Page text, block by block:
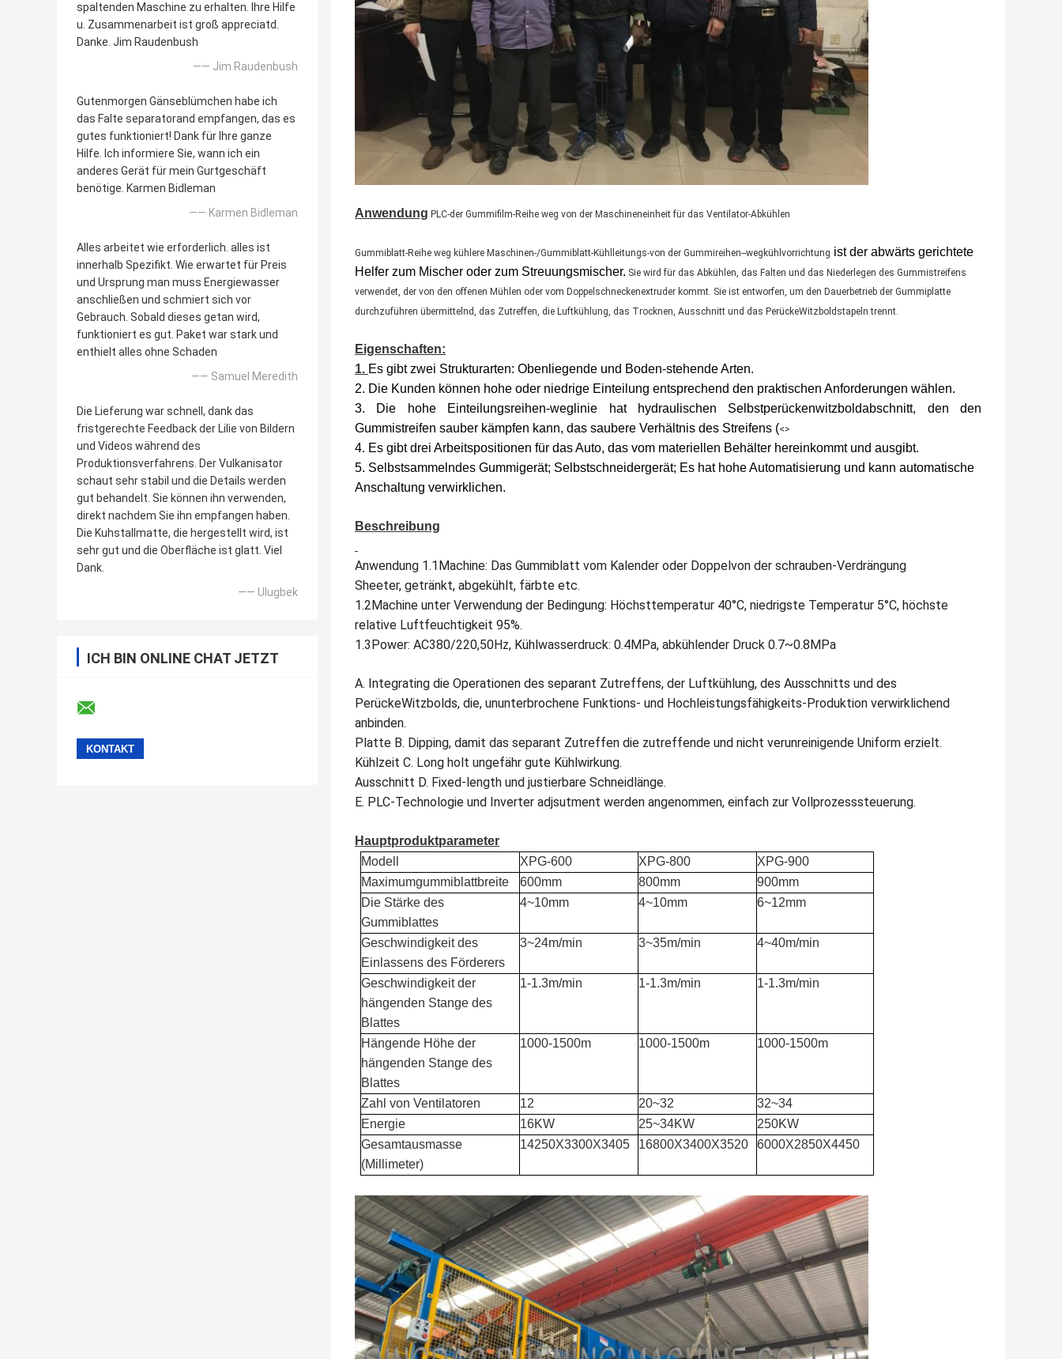
spaltenden Maschine zu erhalten. Ihre Hilfe
u. Zusammenarbeit ist groß appreciatd.
Danke. Jim Raudenbush
—— Jim Raudenbush
Gutenmorgen Gänseblümchen habe ich
das Falte separatorand empfangen, das es
gutes funktioniert! Dank für Ihre ganze
Hilfe. Ich informiere Sie, wann ich ein
anderes Gerät für mein Gurtgeschäft
benötige. Karmen Bidleman
—— Karmen Bidleman
Alles arbeitet wie erforderlich. alles ist
innerhalb Spezifikt. Wie erwartet für Preis
und Ursprung man muss Energiewasser
anschließen und schmiert sich vor
Gebrauch. Sobald dieses getan wird,
funktioniert es gut. Paket war stark und
enthielt alles ohne Schaden
—— Samuel Meredith
Die Lieferung war schnell, dank das
fristgerechte Feedback der Lilie von Bildern
und Videos während des
Produktionsverfahrens. Der Vulkanisator
schaut sehr stabil und die Details werden
gut behandelt. Sie können ihn verwenden,
direkt nachdem Sie ihn empfangen haben.
Die Kuhstallmatte, die hergestellt wird, ist
sehr gut und die Oberfläche ist glatt. Viel
Dank.
—— Ulugbek
ICH BIN ONLINE CHAT JETZT
Anwendung PLC-der Gummifilm-Reihe weg von der Maschineneinheit für das Ventilator-Abkühlen
Gummiblatt-Reihe weg kühlere Maschinen-/Gummiblatt-Kühlleitungs-von der Gummireihen--wegkühlvorrichtung ist der abwärts gerichtete
Helfer zum Mischer oder zum Streuungsmischer. Sie wird für das Abkühlen, das Falten und das Niederlegen des Gummistreifens
verwendet, der von den offenen Mühlen oder vom Doppelschneckenextruder kommt. Sie ist entworfen, um den Dauerbetrieb der Gummiplatte
durchzuführen übermittelnd, das Zutreffen, die Luftkühlung, das Trocknen, Ausschnitt und das PerückeWitzboldstapeln trennt.
Eigenschaften:
1. Es gibt zwei Strukturarten: Obenliegende und Boden-stehende Arten.
2. Die Kunden können hohe oder niedrige Einteilung entsprechend den praktischen Anforderungen wählen.
3. Die hohe Einteilungsreihen-weglinie hat hydraulischen Selbstperückenwitzboldabschnitt, den den
Gummistreifen sauber kämpfen kann, das saubere Verhältnis des Streifens (<>
4. Es gibt drei Arbeitspositionen für das Auto, das vom materiellen Behälter hereinkommt und ausgibt.
5. Selbstsammelndes Gummigerät; Selbstschneidergerät; Es hat hohe Automatisierung und kann automatische
Anschaltung verwirklichen.
Beschreibung
Anwendung 1.1Machine: Das Gummiblatt vom Kalender oder Doppelvon der schrauben-Verdrängung
Sheeter, getränkt, abgekühlt, färbte etc.
1.2Machine unter Verwendung der Bedingung: Höchsttemperatur 40°C, niedrigste Temperatur 5°C, höchste
relative Luftfeuchtigkeit 95%.
1.3Power: AC380/220,50Hz, Kühlwasserdruck: 0.4MPa, abkühlender Druck 0.7~0.8MPa
A. Integrating die Operationen des separant Zutreffens, der Luftkühlung, des Ausschnitts und des
PerückeWitzbolds, die, ununterbrochene Funktions- und Hochleistungsfähigkeits-Produktion verwirklichend
anbinden.
Platte B. Dipping, damit das separant Zutreffen die zutreffende und nicht verunreinigende Uniform erzielt.
Kühlzeit C. Long holt ungefähr gute Kühlwirkung.
Ausschnitt D. Fixed-length und justierbare Schneidlänge.
E. PLC-Technologie und Inverter adjsutment werden angenommen, einfach zur Vollprozesssteuerung.
Hauptproduktparameter
Modell
XPG-600 XPG-800
XPG-900
Maximumgummiblattbreite
600mm 800mm
900mm
Die Stärke des
Gummiblattes
4~10mm 4~10mm 6~12mm
Geschwindigkeit des
Einlassens des Förderers
3~24m/min 3~35m/min 4~40m/min
Geschwindigkeit der
hängenden Stange des
Blattes
1-1.3m/min 1-1.3m/min 1-1.3m/min
Hängende Höhe der
hängenden Stange des
Blattes
1000-1500m 1000-1500m 1000-1500m
Zahl von Ventilatoren 12 20~32
32~34
Energie
16KW 25~34KW
250KW
Gesamtausmasse
(Millimeter)
14250X3300X3405 16800X3400X3520 6000X2850X4450